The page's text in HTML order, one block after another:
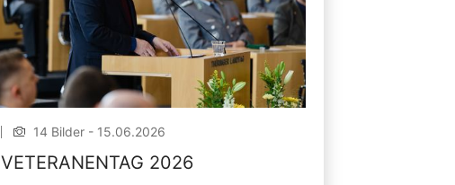
14 Bilder - 15.06.2026
VETERANENTAG 2026